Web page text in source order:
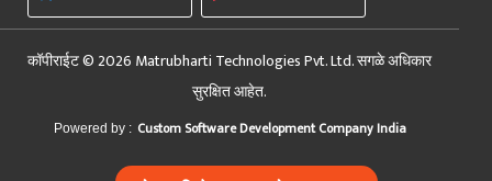
कॉपीराईट © 2026 Matrubharti Technologies Pvt. Ltd. सगळे अधिकार
सुरक्षित आहेत.
Powered by : Custom Software Development Company India